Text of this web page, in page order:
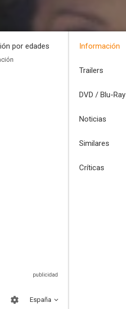
por edades
España
Información
Trailers
DVD / Blu-Ray
Noticias
Similares
Críticas